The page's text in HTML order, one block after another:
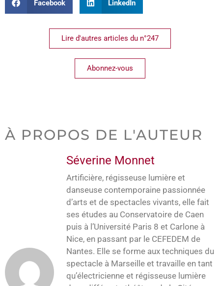
Facebook LinkedIn
Lire d'autres articles du n°247
Abonnez-vous
À PROPOS DE L'AUTEUR
Séverine Monnet
Artificière, régisseuse lumière et
danseuse contemporaine passionnée
d’arts et de spectacles vivants, elle fait
ses études au Conservatoire de Caen
puis à l’Université Paris 8 et Carlone à
Nice, en passant par le CEFEDEM de
Nantes. Elle se forme aux techniques du
spectacle à Marseille et travaille en tant
qu’électricienne et régisseuse lumière